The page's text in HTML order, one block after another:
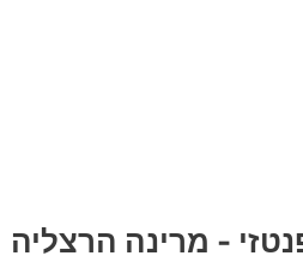
- מרינה הרצליה